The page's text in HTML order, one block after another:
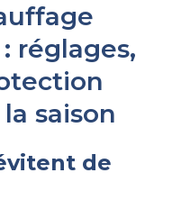
réglages,
saison
de